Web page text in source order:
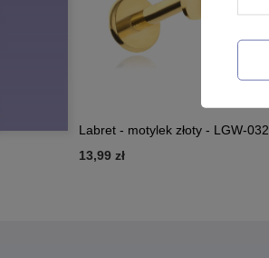
Labret - motylek złoty - LGW-032
13,99 zł